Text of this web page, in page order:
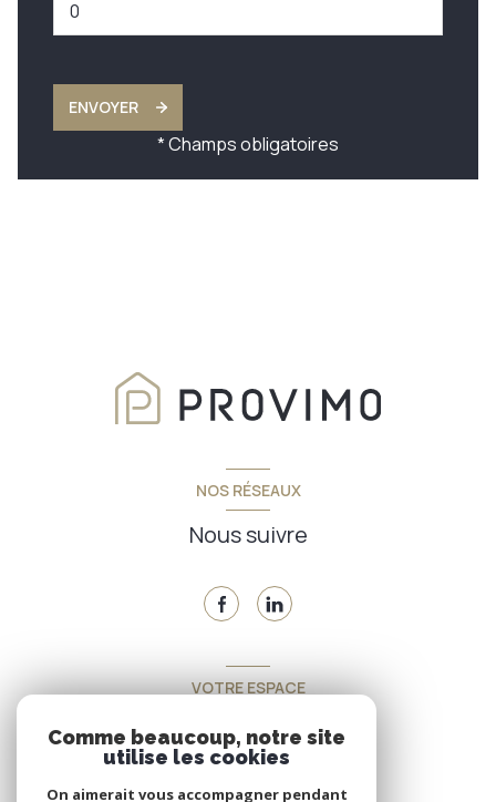
ENVOYER
* Champs obligatoires
NOS RÉSEAUX
Nous suivre
VOTRE ESPACE
Espace propriétaire
Comme beaucoup, notre site
utilise les cookies
On aimerait vous accompagner pendant